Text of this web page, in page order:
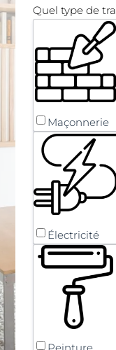
Quel type de
Maçonnerie
Électricité